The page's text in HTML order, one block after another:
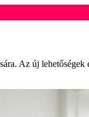
Az új